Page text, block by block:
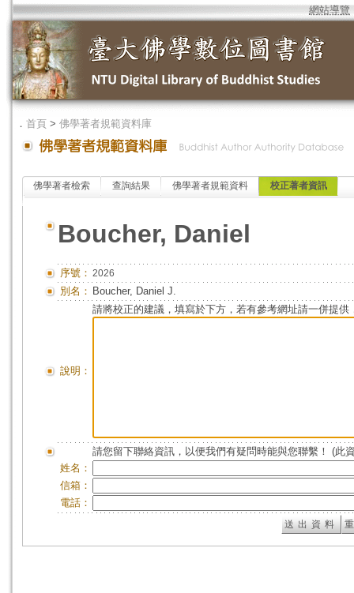
網站導覽
． 首頁 > 佛學著者規範資料庫
佛學著者檢索 查詢結果 佛學著者規範資料 校正著者資訊
Boucher, Daniel
序號： 2026
別名： Boucher, Daniel J.
說明：
請將校正的建議，填寫於下方，若有參考網址請一併提供
請您留下聯絡資訊，以便我們有疑問時能與您聯繫！ (此
姓名：
信箱：
電話：